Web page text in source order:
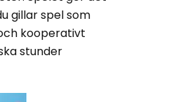
gillar spel som
kooperativt
stunder